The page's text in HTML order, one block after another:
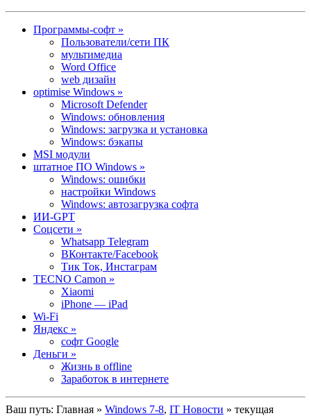
Программы-софт »
Пользователи/сети ПК
мультимедиа
Word Office
web дизайн
optimise Windows »
Microsoft Defender
Windows: обновления
Windows: загрузка и установка
Windows: бэкапы
MSI модули
штатное ПО Windows »
Windows: ошибки
настройки Windows
Windows: автозагрузка софта
ИИ-GPT
Cоцсети »
Whatsapp Telegram
ВКонтакте/Facebook
Тик Ток, Инстаграм
TECNO Camon »
Xiaomi
iPhone — iPad
Wi-Fi
Яндекс »
софт Google
Деньги »
Жизнь в offline
Заработок в интернете
Ваш путь: Главная » Windows 7-8, IT Новости » текущая